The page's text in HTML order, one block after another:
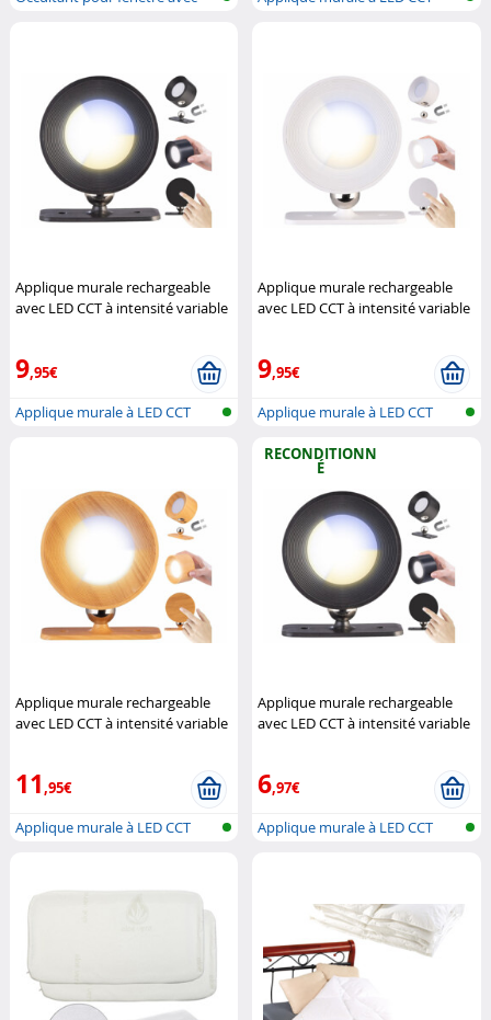
Applique murale rechargeable
avec LED CCT à intensité variable
9,95€
Applique murale à LED CCT
Applique murale rechargeable
avec LED CCT à intensité variable
9,95€
Applique murale à LED CCT
Applique murale rechargeable
avec LED CCT à intensité variable
11,95€
Applique murale à LED CCT
RECONDITIONN
É
Applique murale rechargeable
avec LED CCT à intensité variable
6,97€
Applique murale à LED CCT